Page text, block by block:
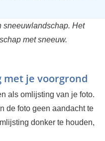
sneeuwlandschap. Het
met sneeuw.
met je voorgrond
als omlijsting van je foto.
de foto geen aandacht te
donker te houden,